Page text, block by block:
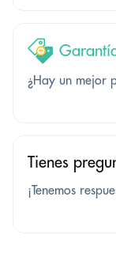
¿Hay un mejor
Tienes
¡Tenemos